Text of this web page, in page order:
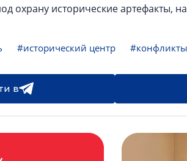
охрану исторические артефакты,
#исторический центр #конфликты
в